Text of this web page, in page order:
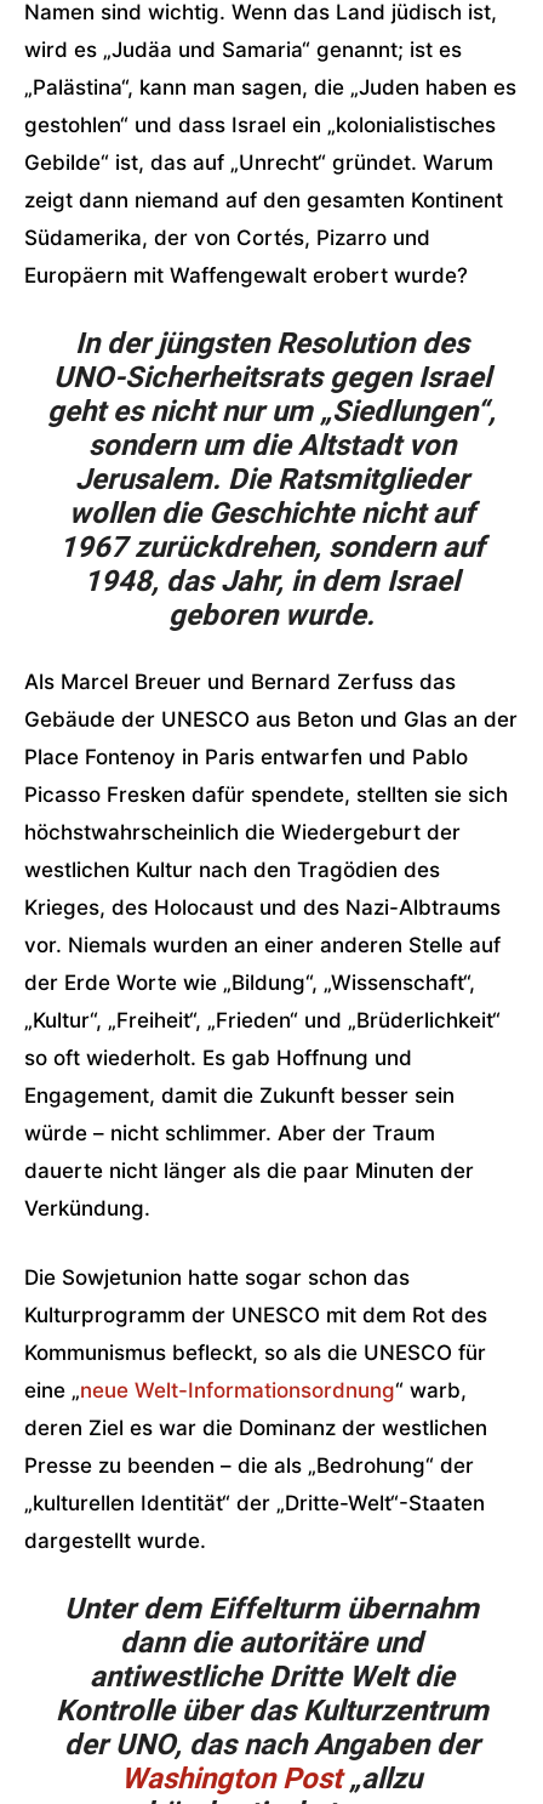
Namen sind wichtig. Wenn das Land jüdisch ist,
wird es „Judäa und Samaria“ genannt; ist es
„Palästina“, kann man sagen, die „Juden haben es
gestohlen“ und dass Israel ein „kolonialistisches
Gebilde“ ist, das auf „Unrecht“ gründet. Warum
zeigt dann niemand auf den gesamten Kontinent
Südamerika, der von Cortés, Pizarro und
Europäern mit Waffengewalt erobert wurde?
In der jüngsten Resolution des
UNO-Sicherheitsrats gegen Israel
geht es nicht nur um „Siedlungen“,
sondern um die Altstadt von
Jerusalem. Die Ratsmitglieder
wollen die Geschichte nicht auf
1967 zurückdrehen, sondern auf
1948, das Jahr, in dem Israel
geboren wurde.
Als Marcel Breuer und Bernard Zerfuss das
Gebäude der UNESCO aus Beton und Glas an der
Place Fontenoy in Paris entwarfen und Pablo
Picasso Fresken dafür spendete, stellten sie sich
höchstwahrscheinlich die Wiedergeburt der
westlichen Kultur nach den Tragödien des
Krieges, des Holocaust und des Nazi-Albtraums
vor. Niemals wurden an einer anderen Stelle auf
der Erde Worte wie „Bildung“, „Wissenschaft“,
„Kultur“, „Freiheit“, „Frieden“ und „Brüderlichkeit“
so oft wiederholt. Es gab Hoffnung und
Engagement, damit die Zukunft besser sein
würde – nicht schlimmer. Aber der Traum
dauerte nicht länger als die paar Minuten der
Verkündung.
Die Sowjetunion hatte sogar schon das
Kulturprogramm der UNESCO mit dem Rot des
Kommunismus befleckt, so als die UNESCO für
eine „neue Welt-Informationsordnung“ warb,
deren Ziel es war die Dominanz der westlichen
Presse zu beenden – die als „Bedrohung“ der
„kulturellen Identität“ der „Dritte-Welt“-Staaten
dargestellt wurde.
Unter dem Eiffelturm übernahm
dann die autoritäre und
antiwestliche Dritte Welt die
Kontrolle über das Kulturzentrum
der UNO, das nach Angaben der
Washington Post„allzu